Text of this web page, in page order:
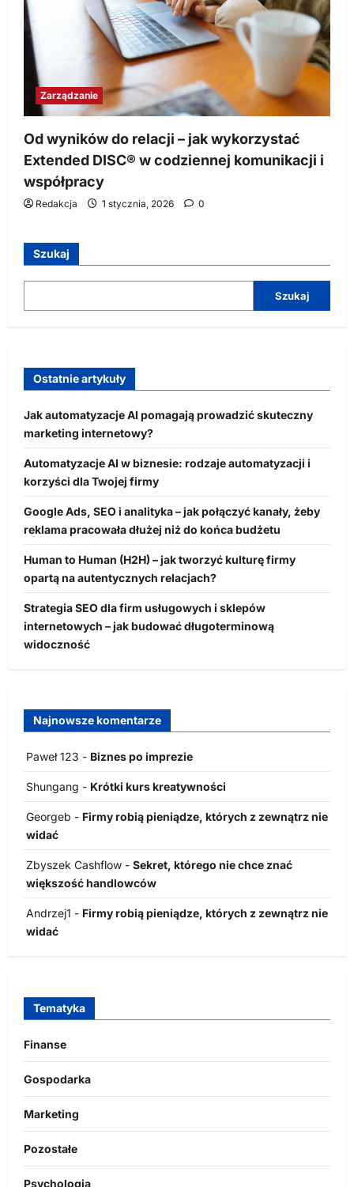
Zarządzanie
Od wyników do relacji – jak wykorzystać
Extended DISC® w codziennej komunikacji i
współpracy
Redakcja 1 stycznia, 2026 0
Szukaj
Szukaj
Ostatnie artykuły
Jak automatyzacje AI pomagają prowadzić skuteczny
marketing internetowy?
Automatyzacje AI w biznesie: rodzaje automatyzacji i
korzyści dla Twojej firmy
Google Ads, SEO i analityka – jak połączyć kanały, żeby
reklama pracowała dłużej niż do końca budżetu
Human to Human (H2H) – jak tworzyć kulturę firmy
opartą na autentycznych relacjach?
Strategia SEO dla firm usługowych i sklepów
internetowych – jak budować długoterminową
widoczność
Najnowsze komentarze
Paweł 123 - Biznes po imprezie
Shungang - Krótki kurs kreatywności
Georgeb - Firmy robią pieniądze, których z zewnątrz nie
widać
Zbyszek Cashflow - Sekret, którego nie chce znać
większość handlowców
Andrzej1 - Firmy robią pieniądze, których z zewnątrz nie
widać
Tematyka
Finanse
Gospodarka
Marketing
Pozostałe
Psychologia